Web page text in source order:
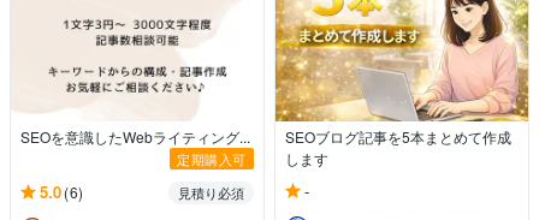
SEOを意識したWebライティング...
定期購入可
5.0(6)
見積り必須
SEOブログ記事を5本まとめて作成
します
-